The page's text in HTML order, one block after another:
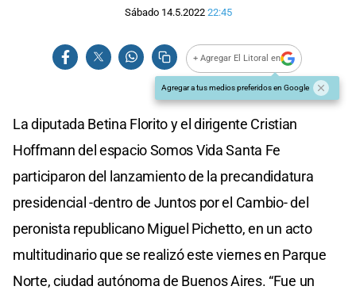
Sábado 14.5.2022 22:45
+ Agregar El Litoral en
Agregar a tus medios preferidos en Google
La diputada Betina Florito y el dirigente Cristian
Hoffmann del espacio Somos Vida Santa Fe
participaron del lanzamiento de la precandidatura
presidencial -dentro de Juntos por el Cambio- del
peronista republicano Miguel Pichetto, en un acto
multitudinario que se realizó este viernes en Parque
Norte, ciudad autónoma de Buenos Aires. “Fue un